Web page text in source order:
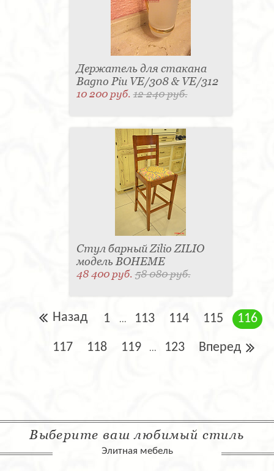
Держатель для стакана
Bagno Piu VE/308 & VE/312
10 200 руб.12 240 руб.
Стул барный Zilio ZILIO
модель BOHEME
48 400 руб.58 080 руб.
Назад 1 ... 113 114 115 116
117 118 119 ... 123 Вперед
Выберите ваш любимый стиль
Элитная мебель